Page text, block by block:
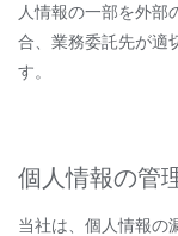
人情報の一部を外部
合、業務委託先が適
す。
個人情報の管
当社は、個人情報の